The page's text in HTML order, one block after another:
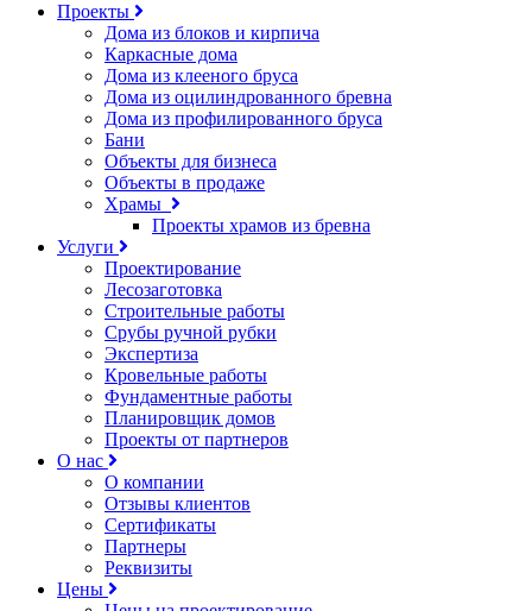
Проекты
Дома из блоков и кирпича
Каркасные дома
Дома из клееного бруса
Дома из оцилиндрованного бревна
Дома из профилированного бруса
Бани
Объекты для бизнеса
Объекты в продаже
Храмы
Проекты храмов из бревна
Услуги
Проектирование
Лесозаготовка
Строительные работы
Срубы ручной рубки
Экспертиза
Кровельные работы
Фундаментные работы
Планировщик домов
Проекты от партнеров
О нас
О компании
Отзывы клиентов
Сертификаты
Партнеры
Реквизиты
Цены